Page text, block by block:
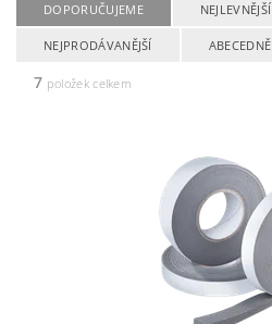
DOPORUČUJEME NEJLEVNĚJŠÍ
NEJPRODÁVANĚJŠÍ ABECEDNĚ
7 položek celkem